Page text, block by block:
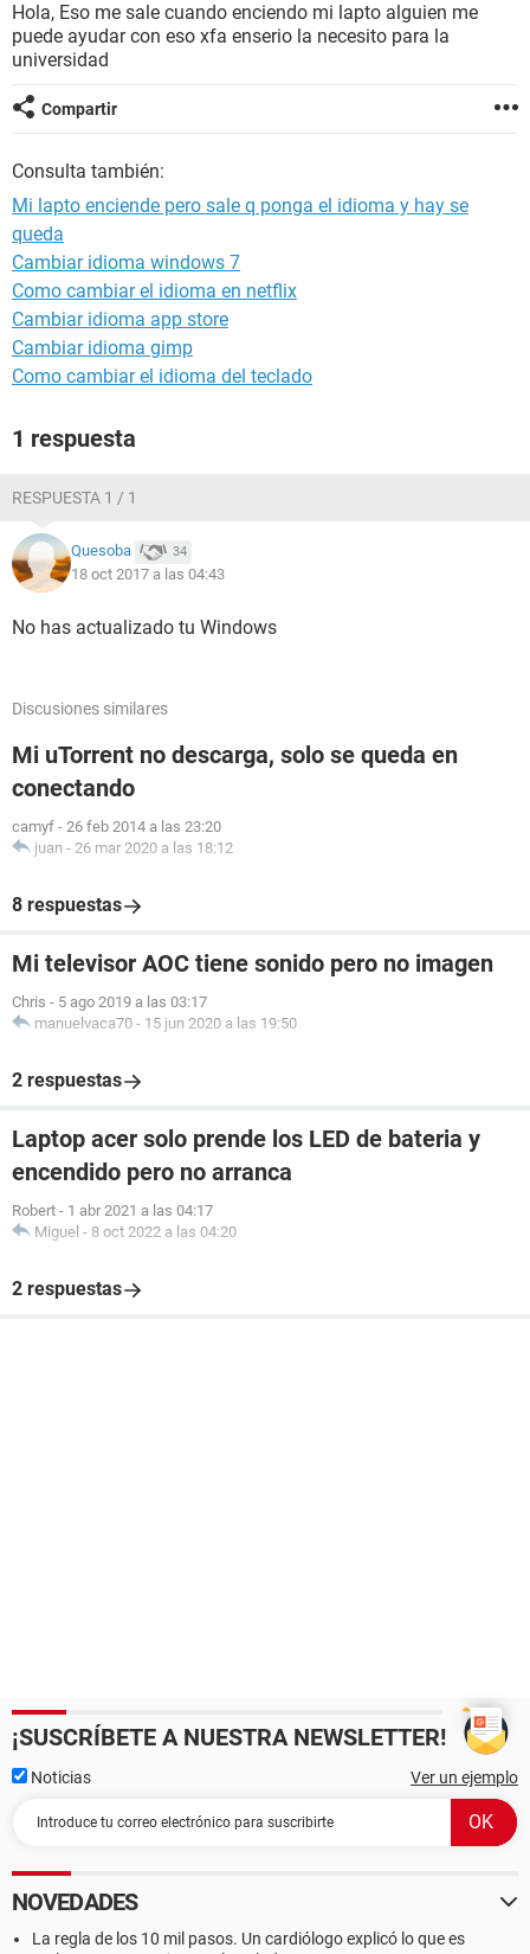
Hola, Eso me sale cuando enciendo mi lapto alguien me
puede ayudar con eso xfa enserio la necesito para la
universidad
Compartir
Consulta también:
Mi lapto enciende pero sale q ponga el idioma y hay se
queda
Cambiar idioma windows 7
Como cambiar el idioma en netflix
Cambiar idioma app store
Cambiar idioma gimp
Como cambiar el idioma del teclado
1 respuesta
RESPUESTA 1 / 1
Quesoba 34
18 oct 2017 a las 04:43
No has actualizado tu Windows
Discusiones similares
Mi uTorrent no descarga, solo se queda en
conectando
camyf - 26 feb 2014 a las 23:20
juan - 26 mar 2020 a las 18:12
8 respuestas
Mi televisor AOC tiene sonido pero no imagen
Chris - 5 ago 2019 a las 03:17
manuelvaca70 - 15 jun 2020 a las 19:50
2 respuestas
Laptop acer solo prende los LED de bateria y
encendido pero no arranca
Robert - 1 abr 2021 a las 04:17
Miguel - 8 oct 2022 a las 04:20
2 respuestas
¡SUSCRÍBETE A NUESTRA NEWSLETTER!
Noticias Ver un ejemplo
NOVEDADES
La regla de los 10 mil pasos. Un cardiólogo explicó lo que es